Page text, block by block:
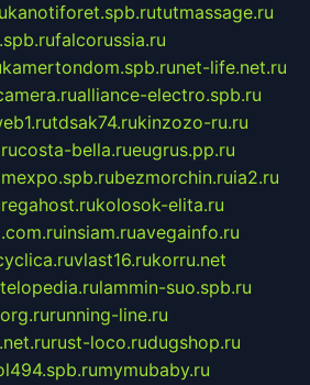
kanotiforet.spb.rututmassage.ru
falcorussia.ru
kamertondom.spb.runet-life.net.ru
alliance-electro.spb.ru
tdsak74.rukinzozo-ru.ru
costa-bella.rueugrus.pp.ru
bezmorchin.ruia2.ru
regahost.rukolosok-elita.ru
insiam.ruavegainfo.ru
vlast16.rukorru.net
lammin-suo.spb.ru
running-line.ru
rust-loco.rudugshop.ru
mymubaby.ru